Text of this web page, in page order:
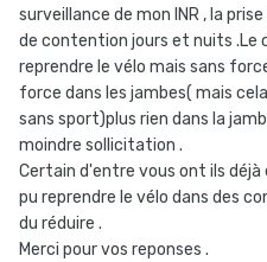
surveillance de mon INR , la
de contention jours et nuits .Le
reprendre le vélo mais sans
force dans les jambes( mais
sans sport)plus rien dans la
moindre sollicitation .
Certain d'entre vous ont ils
pu reprendre le vélo dans des
du réduire .
Merci pour vos reponses .